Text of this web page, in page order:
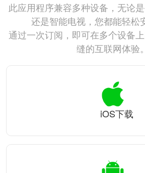
此应用程序兼容多种设备，无论
还是智能电视，您都能轻松
通过一次订阅，即可在多个设备
缝的互联网体验。
iOS下载